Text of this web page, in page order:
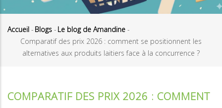
Fil
Accueil - Blogs - Le blog de Amandine -
Comparatif des prix 2026 : comment se positionnent les
alternatives aux produits laitiers face à la concurrence ?
COMPARATIF DES PRIX 2026 : COMMENT